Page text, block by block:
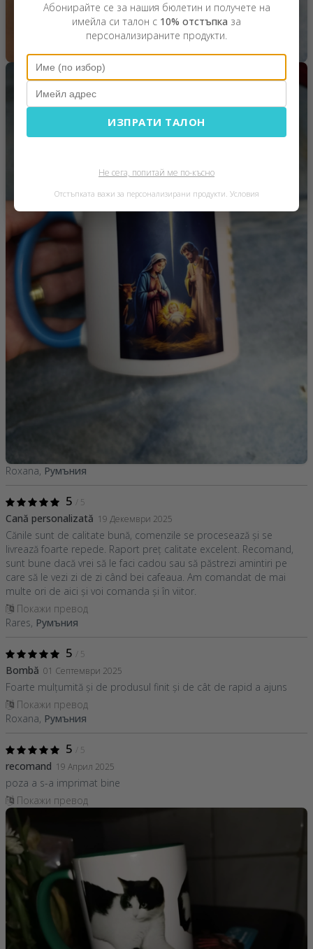
Roxana, Румъния
5 / 5
Cană personalizată 19 Декември 2025
Cănile sunt de calitate bună, comenzile se procesează și se
livrează foarte repede. Raport preț calitate excelent. Recomand,
sunt bune dacă vrei să le faci cadou sau să păstrezi amintiri pe
care să le vezi zi de zi când bei cafeaua. Am comandat de mai
multe ori de aici și voi comanda și în viitor.
Покажи превод
Rares, Румъния
5 / 5
Bombă 01 Септември 2025
Foarte mulțumită și de produsul finit și de cât de rapid a ajuns
Покажи превод
Roxana, Румъния
5 / 5
recomand 19 Април 2025
poza a s-a imprimat bine
Покажи превод
Абонирайте се за нашия бюлетин и получете на
имейла си талон с 10% отстъпка за
персонализираните продукти.
ИЗПРАТИ ТАЛОН
Не сега, попитай ме по-късно
Отстъпката важи за персонализирани продукти. Условия